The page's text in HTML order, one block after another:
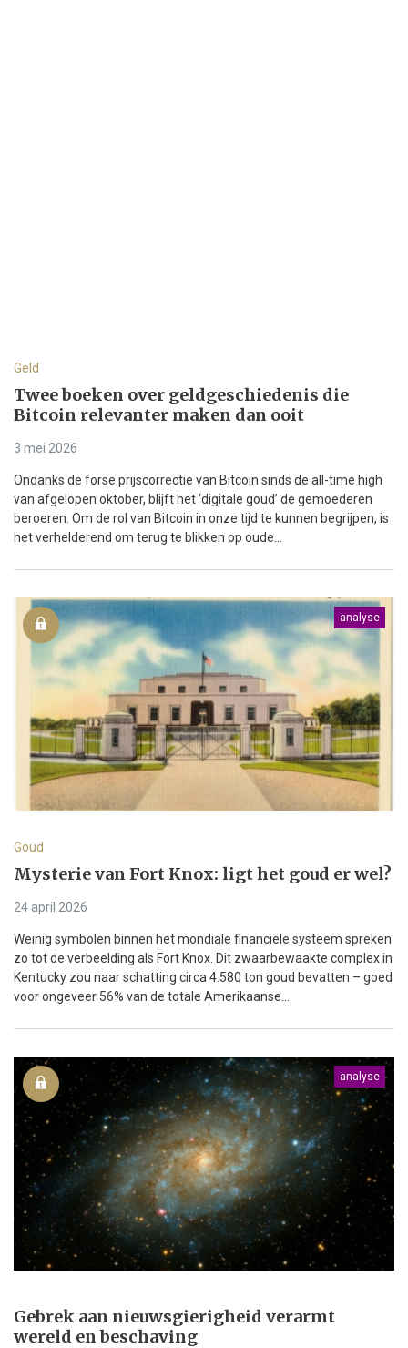
Geld
Twee boeken over geldgeschiedenis die
Bitcoin relevanter maken dan ooit
3 mei 2026
Ondanks de forse prijscorrectie van Bitcoin sinds de all-time high
van afgelopen oktober, blijft het ‘digitale goud’ de gemoederen
beroeren. Om de rol van Bitcoin in onze tijd te kunnen begrijpen, is
het verhelderend om terug te blikken op oude...
analyse
Goud
Mysterie van Fort Knox: ligt het goud er wel?
24 april 2026
Weinig symbolen binnen het mondiale financiële systeem spreken
zo tot de verbeelding als Fort Knox. Dit zwaarbewaakte complex in
Kentucky zou naar schatting circa 4.580 ton goud bevatten – goed
voor ongeveer 56% van de totale Amerikaanse...
analyse
Gebrek aan nieuwsgierigheid verarmt
wereld en beschaving